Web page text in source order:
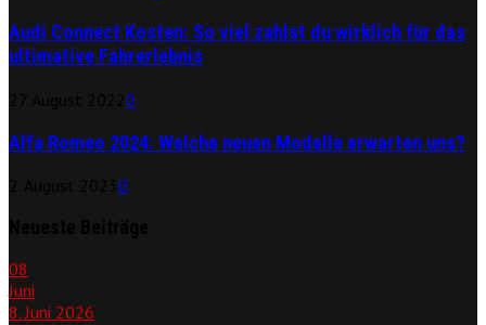
Audi Connect Kosten: So viel zahlst du wirklich für das
ultimative Fahrerlebnis
0
Alfa Romeo 2024: Welche neuen Modelle erwarten uns?
0
08
Juni
8. Juni 2026